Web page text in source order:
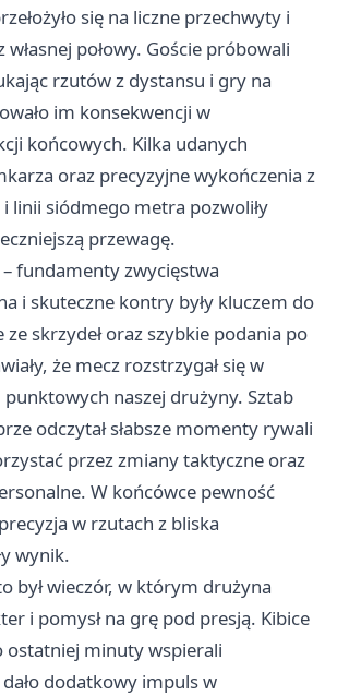
się na liczne przechwyty i
własnej połowy. Goście próbowali
rzutów z dystansu i gry na
im konsekwencji w
końcowych. Kilka udanych
oraz precyzyjne wykończenia z
i linii siódmego metra pozwoliły
przewagę.
fundamenty zwycięstwa
i skuteczne kontry były kluczem do
ze skrzydeł oraz szybkie podania po
że mecz rozstrzygał się w
naszej drużyny. Sztab
odczytał słabsze momenty rywali
przez zmiany taktyczne oraz
W końcówce pewność
w rzutach z bliska
wynik.
był wieczór, w którym drużyna
i pomysł na grę pod presją. Kibice
ostatniej minuty wspierali
dodatkowy impuls w